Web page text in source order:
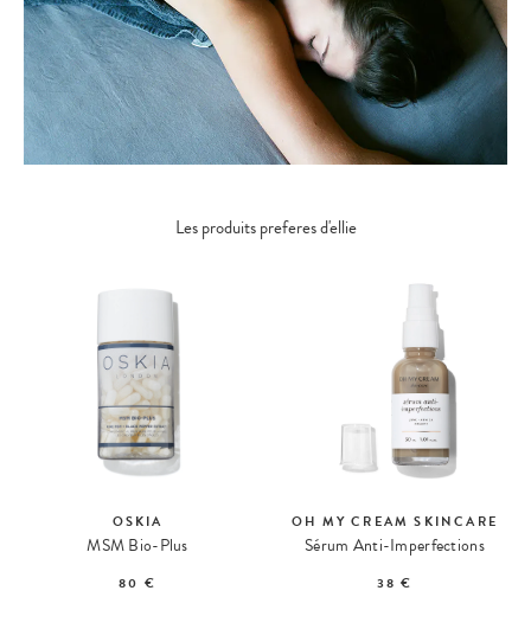
Les produits preferes d'ellie
OSKIA
MSM Bio-Plus
80 €
OH MY CREAM SKINCARE
Sérum Anti-Imperfections
38 €